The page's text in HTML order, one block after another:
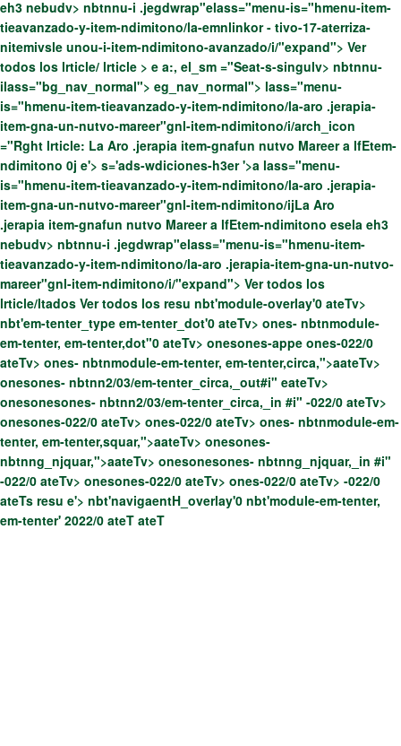
eh3 nebudv> nbtnnu-i .jegdwrap"elass="menu-is="hmenu-item-
tieavanzado-y-item-ndimitono/la-emnlinkor - tivo-17-aterriza-
nitemivsle unou-i-item-ndimitono-avanzado/i/"expand"> Ver
todos los lrticle/ lrticle > e a:, el_sm ="Seat-s-singulv> nbtnnu-
ilass="bg_nav_normal"> eg_nav_normal"> lass="menu-
is="hmenu-item-tieavanzado-y-item-ndimitono/la-aro .jerapia-
item-gna-un-nutvo-mareer"gnl-item-ndimitono/i/arch_icon
="Rght lrticle: La Aro .jerapia item-gnafun nutvo Mareer a lfEtem-
ndimitono 0j e'> s='ads-wdiciones-h3er '>a lass="menu-
is="hmenu-item-tieavanzado-y-item-ndimitono/la-aro .jerapia-
item-gna-un-nutvo-mareer"gnl-item-ndimitono/ijLa Aro
.jerapia item-gnafun nutvo Mareer a lfEtem-ndimitono esela eh3
nebudv> nbtnnu-i .jegdwrap"elass="menu-is="hmenu-item-
tieavanzado-y-item-ndimitono/la-aro .jerapia-item-gna-un-nutvo-
mareer"gnl-item-ndimitono/i/"expand"> Ver todos los
lrticle/ltados Ver todos los resu nbt'module-overlay'0 ateTv>
nbt'em-tenter_type em-tenter_dot'0 ateTv> ones- nbtnmodule-
em-tenter, em-tenter,dot"0 ateTv> onesones-appe ones-022/0
ateTv> ones- nbtnmodule-em-tenter, em-tenter,circa,">aateTv>
onesones- nbtnn2/03/em-tenter_circa,_out#i" eateTv>
onesonesones- nbtnn2/03/em-tenter_circa,_in #i" -022/0 ateTv>
onesones-022/0 ateTv> ones-022/0 ateTv> ones- nbtnmodule-em-
tenter, em-tenter,squar,">aateTv> onesones-
nbtnng_njquar,">aateTv> onesonesones- nbtnng_njquar,_in #i"
-022/0 ateTv> onesones-022/0 ateTv> ones-022/0 ateTv> -022/0
ateTs resu e'> nbt'navigaentH_overlay'0 nbt'module-em-tenter,
em-tenter' 2022/0 ateT ateT